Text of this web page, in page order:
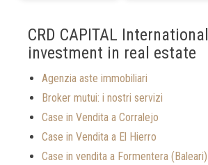
CRD CAPITAL International
investment in real estate
Agenzia aste immobiliari
Broker mutui: i nostri servizi
Case in Vendita a Corralejo
Case in Vendita a El Hierro
Case in vendita a Formentera (Baleari)